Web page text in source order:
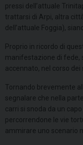
pressi dell’attuale
trattarsi di Arpi, altra
dell’attuale Foggia),
Proprio in ricordo di
manifestazione di fede,
accennato, nel corso dei
Tornando brevemente
segnalare che nella
carri si snoda da un
percorrendone le vie
ammirare uno scenario